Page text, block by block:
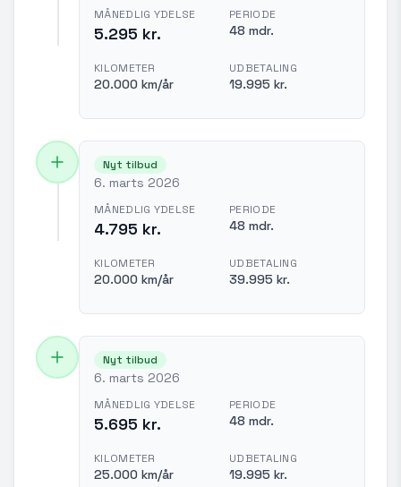
MÅNEDLIG YDELSE
5.295 kr.
PERIODE
48 mdr.
KILOMETER
20.000 km/år
UDBETALING
19.995 kr.
Nyt tilbud
6. marts 2026
MÅNEDLIG YDELSE
4.795 kr.
PERIODE
48 mdr.
KILOMETER
20.000 km/år
UDBETALING
39.995 kr.
Nyt tilbud
6. marts 2026
MÅNEDLIG YDELSE
5.695 kr.
PERIODE
48 mdr.
KILOMETER
25.000 km/år
UDBETALING
19.995 kr.